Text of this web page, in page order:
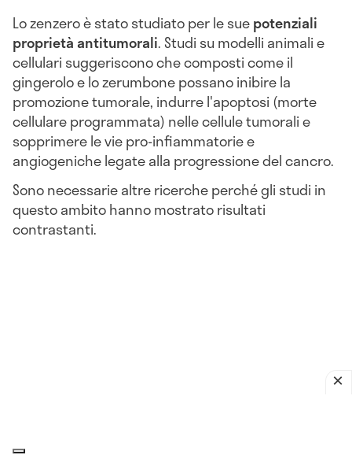
Lo zenzero è stato studiato per le suepotenziali
proprietà antitumorali. Studi su modelli animali e
cellulari suggeriscono che composti come il
gingerolo e lo zerumbone possano inibire la
promozione tumorale, indurre l'apoptosi (morte
cellulare programmata) nelle cellule tumorali e
sopprimere le vie pro-infiammatorie e
angiogeniche legate alla progressione del cancro.
Sono necessarie altre ricerche perché gli studi in
questo ambito hanno mostrato risultati
contrastanti.